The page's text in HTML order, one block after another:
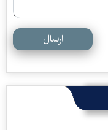
ارسال